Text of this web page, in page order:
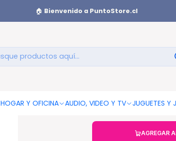
HOGAR Y OFICINA AUDIO, VIDEO Y TV JUGUETES Y
🏠 Bienvenido a PuntoStore.cl
Secador De Cabello Htc Profesional
AGREGAR